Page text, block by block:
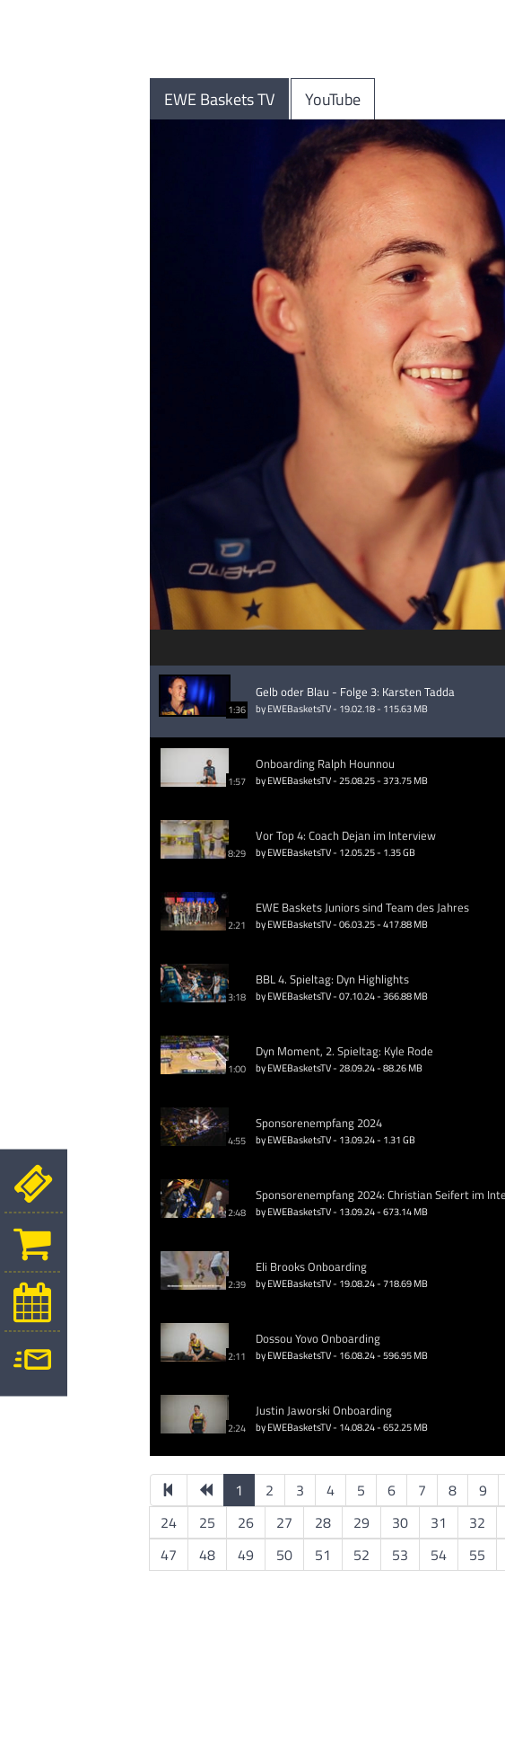
EWE Baskets TV YouTube
1:36
Gelb oder Blau - Folge 3: Karsten Tadda
by EWEBasketsTV - 19.02.18 - 115.63 MB
1:57
Onboarding Ralph Hounnou
by EWEBasketsTV - 25.08.25 - 373.75 MB
8:29
Vor Top 4: Coach Dejan im Interview
by EWEBasketsTV - 12.05.25 - 1.35 GB
2:21
EWE Baskets Juniors sind Team des Jahres
by EWEBasketsTV - 06.03.25 - 417.88 MB
3:18
BBL 4. Spieltag: Dyn Highlights
by EWEBasketsTV - 07.10.24 - 366.88 MB
1:00
Dyn Moment, 2. Spieltag: Kyle Rode
by EWEBasketsTV - 28.09.24 - 88.26 MB
4:55
Sponsorenempfang 2024
by EWEBasketsTV - 13.09.24 - 1.31 GB
2:48
Sponsorenempfang 2024: Christian Seifert im
by EWEBasketsTV - 13.09.24 - 673.14 MB
2:39
Eli Brooks Onboarding
by EWEBasketsTV - 19.08.24 - 718.69 MB
2:11
Dossou Yovo Onboarding
by EWEBasketsTV - 16.08.24 - 596.95 MB
2:24
Justin Jaworski Onboarding
by EWEBasketsTV - 14.08.24 - 652.25 MB
1 2 3 4 5 6 7 8 9
24
25 26 27 28 29 30 31 32
47
48 49 50 51 52 53 54 55